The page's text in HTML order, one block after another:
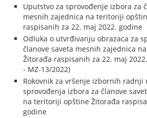
Uputstvo za sprovođenje izbora za
mesnih zajednica na teritoriji
raspisanih za 22. maj 2022. godine
Odluka o utvrđivanju obrazaca za
članove saveta mesnih zajednica
Žitorađa raspisanih za 22. maj
- MZ-13/2022)
Rokovnik za vršenje izbornih radnji
sprovođenja izbora za članove
na teritoriji opštine Žitorađa
godine